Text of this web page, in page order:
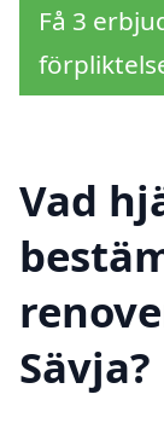
Få 3
Vad
Sävja?